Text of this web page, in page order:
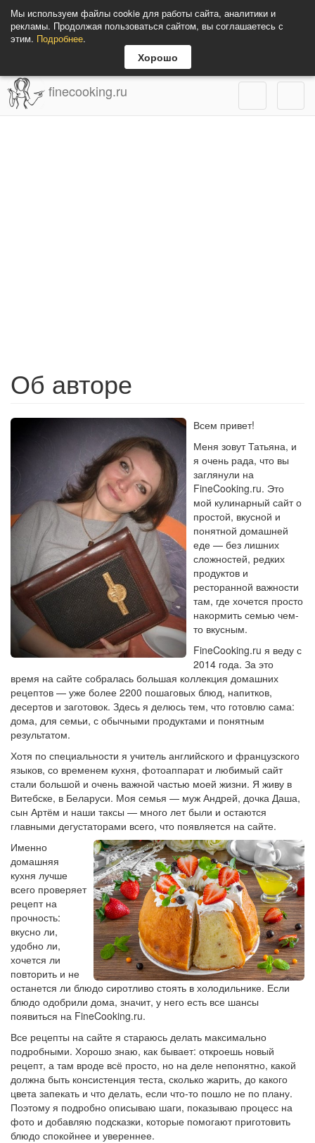
Мы используем файлы cookie для работы сайта, аналитики и
рекламы. Продолжая пользоваться сайтом, вы соглашаетесь с
этим. Подробнее.
Хорошо
finecooking.ru
Об авторе
Всем привет!
Меня зовут Татьяна, и
я очень рада, что вы
заглянули на
FineCooking.ru. Это
мой кулинарный сайт о
простой, вкусной и
понятной домашней
еде — без лишних
сложностей, редких
продуктов и
ресторанной важности
там, где хочется просто
накормить семью чем-
то вкусным.
FineCooking.ru я веду с
2014 года. За это
время на сайте собралась большая коллекция домашних
рецептов — уже более 2200 пошаговых блюд, напитков,
десертов и заготовок. Здесь я делюсь тем, что готовлю сама:
дома, для семьи, с обычными продуктами и понятным
результатом.
Хотя по специальности я учитель английского и французского
языков, со временем кухня, фотоаппарат и любимый сайт
стали большой и очень важной частью моей жизни. Я живу в
Витебске, в Беларуси. Моя семья — муж Андрей, дочка Даша,
сын Артём и наши таксы — много лет были и остаются
главными дегустаторами всего, что появляется на сайте.
Именно
домашняя
кухня лучше
всего проверяет
рецепт на
прочность:
вкусно ли,
удобно ли,
хочется ли
повторить и не
останется ли блюдо сиротливо стоять в холодильнике. Если
блюдо одобрили дома, значит, у него есть все шансы
появиться на FineCooking.ru.
Все рецепты на сайте я стараюсь делать максимально
подробными. Хорошо знаю, как бывает: откроешь новый
рецепт, а там вроде всё просто, но на деле непонятно, какой
должна быть консистенция теста, сколько жарить, до какого
цвета запекать и что делать, если что-то пошло не по плану.
Поэтому я подробно описываю шаги, показываю процесс на
фото и добавляю подсказки, которые помогают приготовить
блюдо спокойнее и увереннее.